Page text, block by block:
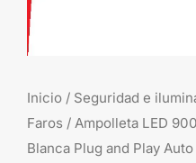
Inicio / Seguridad e
Faros / Ampolleta LED
Blanca Plug and Play
and
Play
Camioneta